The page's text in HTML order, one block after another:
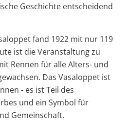
Geschichte entscheidend
fand 1922 mit nur 119
ist die Veranstaltung zu
Rennen für alle Alters- und
Das Vasaloppet ist
- es ist Teil des
und ein Symbol für
Gemeinschaft.